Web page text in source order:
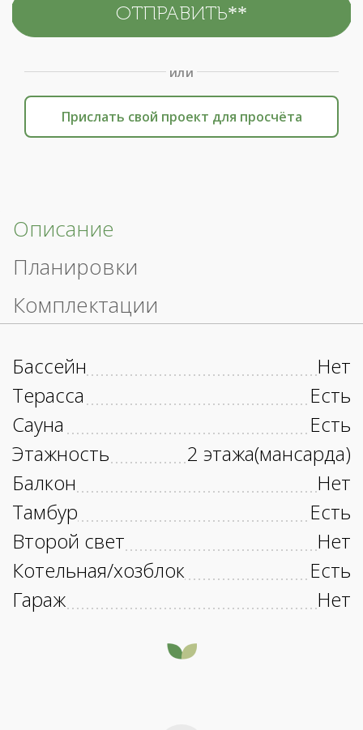
или
Прислать свой проект для просчёта
Описание
Планировки
Комплектации
Бассейн
Нет
Терасса
Есть
Сауна
Есть
Этажность
2 этажа(мансарда)
Балкон
Нет
Тамбур
Есть
Второй свет
Нет
Котельная/хозблок
Есть
Гараж
Нет